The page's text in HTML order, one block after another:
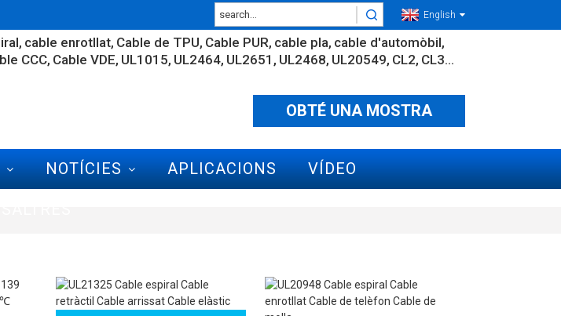
English
cable enrotllat Cable de TPU Cable PUR cable pla cable d'automòbil
CCC Cable VDE UL1015 UL2464 UL2651 UL2468 UL20549 CL2 CL3...
OBTÉ UNA MOSTRA
NOTÍCIES APLICACIONS VÍDEO